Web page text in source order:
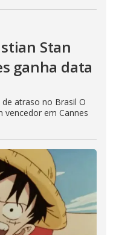
Stan
ganha data
atraso no Brasil O
vencedor em Cannes